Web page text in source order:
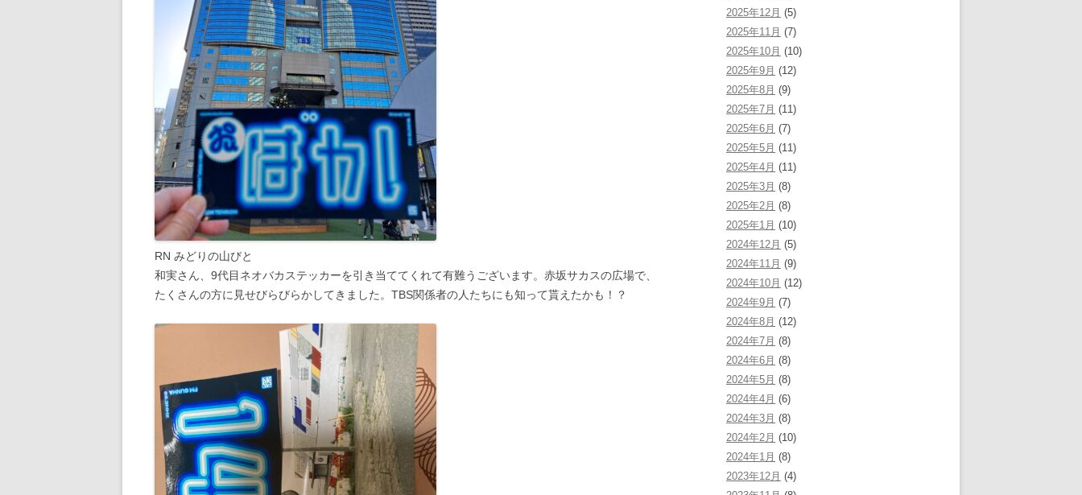
RN みどりの山びと
和実さん、9代目ネオバカステッカーを引き当ててくれて有難うございます。赤坂サカスの広場で、
たくさんの方に見せびらびらかしてきました。TBS関係者の人たちにも知って貰えたかも！？
2025年12月 (5)
2025年11月 (7)
2025年10月 (10)
2025年9月 (12)
2025年8月 (9)
2025年7月 (11)
2025年6月 (7)
2025年5月 (11)
2025年4月 (11)
2025年3月 (8)
2025年2月 (8)
2025年1月 (10)
2024年12月 (5)
2024年11月 (9)
2024年10月 (12)
2024年9月 (7)
2024年8月 (12)
2024年7月 (8)
2024年6月 (8)
2024年5月 (8)
2024年4月 (6)
2024年3月 (8)
2024年2月 (10)
2024年1月 (8)
2023年12月 (4)